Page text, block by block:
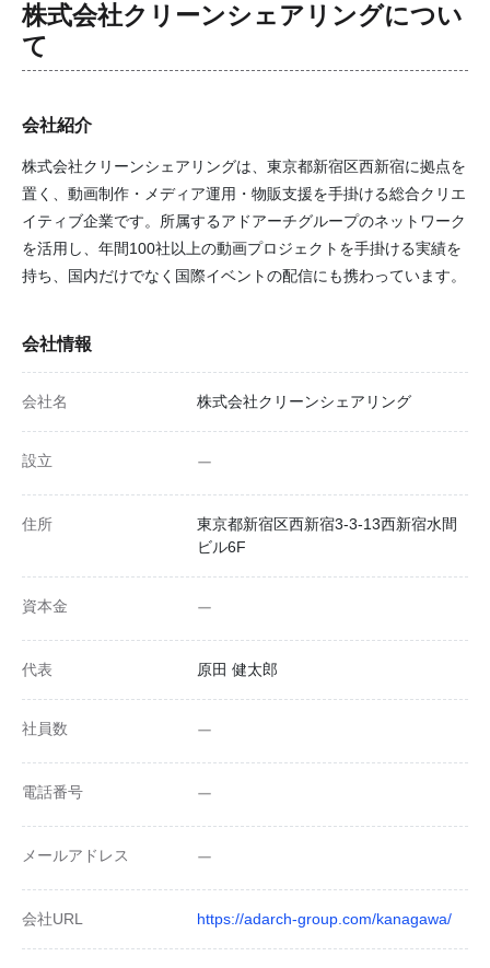
株式会社クリーンシェアリングについ
て
会社紹介
株式会社クリーンシェアリングは、東京都新宿区西新宿に拠点を
置く、動画制作・メディア運用・物販支援を手掛ける総合クリエ
イティブ企業です。所属するアドアーチグループのネットワーク
を活用し、年間100社以上の動画プロジェクトを手掛ける実績を
持ち、国内だけでなく国際イベントの配信にも携わっています。
会社情報
会社名 株式会社クリーンシェアリング
設立 ー
住所
東京都新宿区西新宿3-3-13西新宿水間
ビル6F
資本金 ー
代表 原田 健太郎
社員数 ー
電話番号 ー
メールアドレス ー
会社URL https://adarch-group.com/kanagawa/